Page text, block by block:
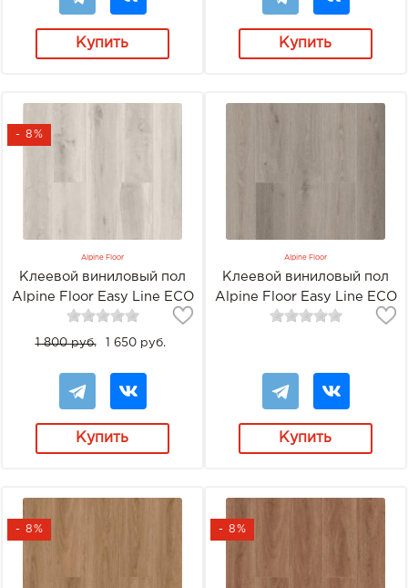
Купить Купить
- 8%
Alpine Floor
Клеевой виниловый пол
Alpine Floor Easy Line ECO
3-19 Дуб полярный
1 800 руб. 1 650 руб.
Купить
Alpine Floor
Клеевой виниловый пол
Alpine Floor Easy Line ECO
3-20 Клён насыщенный
Купить
- 8% - 8%